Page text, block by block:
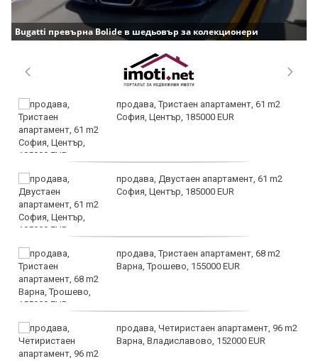
Bugatti превърна Bolide в шедьовър за колекционери
продава, Тристаен апартамент, 61 m2
София, Център, 185000 EUR
продава, Двустаен апартамент, 61 m2
София, Център, 185000 EUR
продава, Тристаен апартамент, 68 m2
Варна, Трошево, 155000 EUR
продава, Четиристаен апартамент, 96 m2
Варна, Владиславово, 152000 EUR